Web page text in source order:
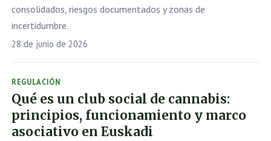
consolidados, riesgos documentados y zonas de
incertidumbre.
28 de junio de 2026
REGULACIÓN
Qué es un club social de cannabis:
principios, funcionamiento y marco
asociativo en Euskadi